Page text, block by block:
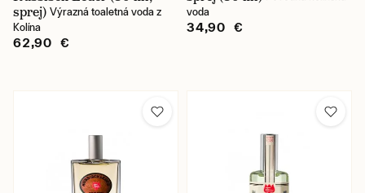
sprej) Výrazná toaletná voda z
Kolína
62,90 €
voda
34,90 €